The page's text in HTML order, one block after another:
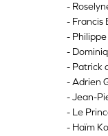
-
- Francis
-
-
- Patrick
- Adrien
- Jean-
- Le
- Haïm